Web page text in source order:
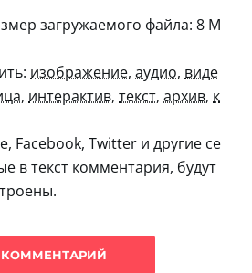
загружаемого файла: 8 М
изображение, аудио, виде
, интерактив, текст, архив, к
Facebook, Twitter и другие се
в текст комментария, будут